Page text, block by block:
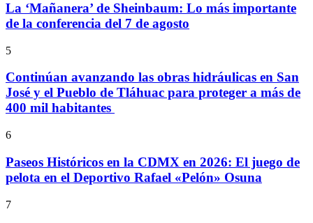
La ‘Mañanera’ de Sheinbaum: Lo más importante
de la conferencia del 7 de agosto
5
Continúan avanzando las obras hidráulicas en San
José y el Pueblo de Tláhuac para proteger a más de
400 mil habitantes
6
Paseos Históricos en la CDMX en 2026: El juego de
pelota en el Deportivo Rafael «Pelón» Osuna
7